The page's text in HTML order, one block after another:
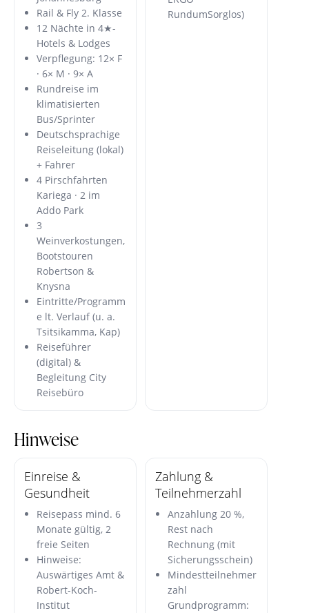
Rail & Fly 2. Klasse
12 Nächte in 4★-
Hotels & Lodges
Verpflegung: 12× F
· 6× M · 9× A
Rundreise im
klimatisierten
Bus/Sprinter
Deutschsprachige
Reiseleitung (lokal)
+ Fahrer
4 Pirschfahrten
Kariega · 2 im
Addo Park
3
Weinverkostungen,
Bootstouren
Robertson &
Knysna
Eintritte/Programm
e lt. Verlauf (u. a.
Tsitsikamma, Kap)
Reiseführer
(digital) &
Begleitung City
Reisebüro
RundumSorglos)
Hinweise
Einreise &
Gesundheit
Reisepass mind. 6
Monate gültig, 2
freie Seiten
Hinweise:
Auswärtiges Amt &
Robert-Koch-
Institut
Zahlung &
Teilnehmerzahl
Anzahlung 20 %,
Rest nach
Rechnung (mit
Sicherungsschein)
Mindestteilnehmer
zahl
Grundprogramm: